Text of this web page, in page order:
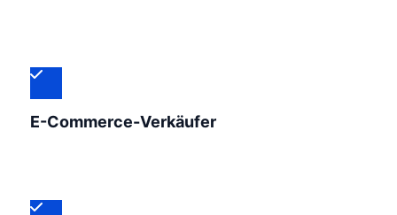
E-Commerce-Verkäufer